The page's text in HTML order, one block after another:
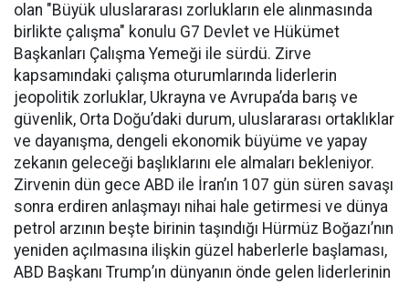
olan "Büyük uluslararası zorlukların ele alınmasında
birlikte çalışma" konulu G7 Devlet ve Hükümet
Başkanları Çalışma Yemeği ile sürdü. Zirve
kapsamındaki çalışma oturumlarında liderlerin
jeopolitik zorluklar, Ukrayna ve Avrupa’da barış ve
güvenlik, Orta Doğu’daki durum, uluslararası ortaklıklar
ve dayanışma, dengeli ekonomik büyüme ve yapay
zekanın geleceği başlıklarını ele almaları bekleniyor.
Zirvenin dün gece ABD ile İran’ın 107 gün süren savaşı
sonra erdiren anlaşmayı nihai hale getirmesi ve dünya
petrol arzının beşte birinin taşındığı Hürmüz Boğazı’nın
yeniden açılmasına ilişkin güzel haberlerle başlaması,
ABD Başkanı Trump’ın dünyanın önde gelen liderlerinin